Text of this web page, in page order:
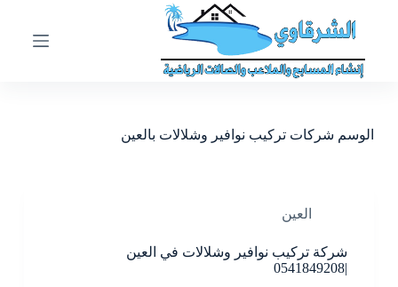
الوسم شركات تركيب نوافير وشلالات بالعين
العين
شركة تركيب نوافير وشلالات في العين
|0541849208